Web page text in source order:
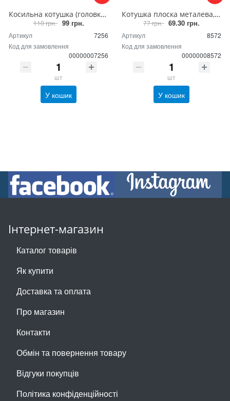
Косильна котушка (головка) для мотокоси Sturm алюмінієва, (шпуля для бензокоси)
110 грн. 99 грн.
Артикул
7256
Код для замовлення
00000007256
шт
У кошик
Котушка плоска металева, шпуля-диск металева плоска, триммерна головка металева
77 грн. 69.30 грн.
Артикул
8572
Код для замовлення
00000008572
шт
У кошик
Інтернет-магазин
Каталог товарів
Як купити
Доставка та оплата
Про магазин
Контакти
Обмін та повернення товару
Відгуки покупців
Політика конфіденційності